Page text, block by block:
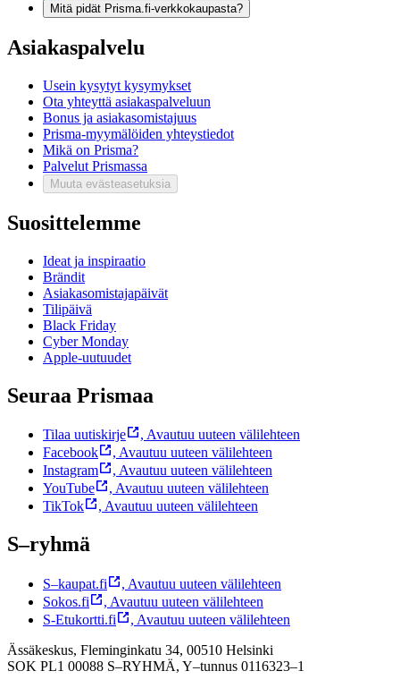
Mitä pidät Prisma.fi-verkkokaupasta?
Asiakaspalvelu
Usein kysytyt kysymykset
Ota yhteyttä asiakaspalveluun
Bonus ja asiakasomistajuus
Prisma-myymälöiden yhteystiedot
Mikä on Prisma?
Palvelut Prismassa
Muuta evästeasetuksia
Suosittelemme
Ideat ja inspiraatio
Brändit
Asiakasomistajapäivät
Tilipäivä
Black Friday
Cyber Monday
Apple-uutuudet
Seuraa Prismaa
Tilaa uutiskirje , Avautuu uuteen välilehteen
Facebook
, Avautuu uuteen välilehteen
Instagram
, Avautuu uuteen välilehteen
YouTube
, Avautuu uuteen välilehteen
TikTok
, Avautuu uuteen välilehteen
S–ryhmä
S–kaupat.fi , Avautuu uuteen välilehteen
Sokos.fi
, Avautuu uuteen välilehteen
S-Etukortti.fi
, Avautuu uuteen välilehteen
Ässäkeskus, Fleminginkatu 34, 00510 Helsinki
SOK PL1 00088 S–RYHMÄ, Y–tunnus 0116323–1